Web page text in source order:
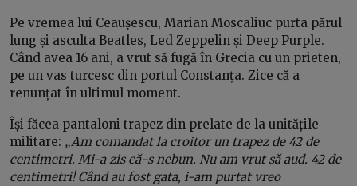
Pe vremea lui Ceaușescu, Marian Moscaliuc purta părul
lung și asculta Beatles, Led Zeppelin și Deep Purple.
Când avea 16 ani, a vrut să fugă în Grecia cu un prieten,
pe un vas turcesc din portul Constanța. Zice că a
renunțat în ultimul moment.
Își făcea pantaloni trapez din prelate de la unitățile
militare: „Am comandat la croitor un trapez de 42 de
centimetri. Mi-a zis că-s nebun. Nu am vrut să aud. 42 de
centimetri! Când au fost gata, i-am purtat vreo